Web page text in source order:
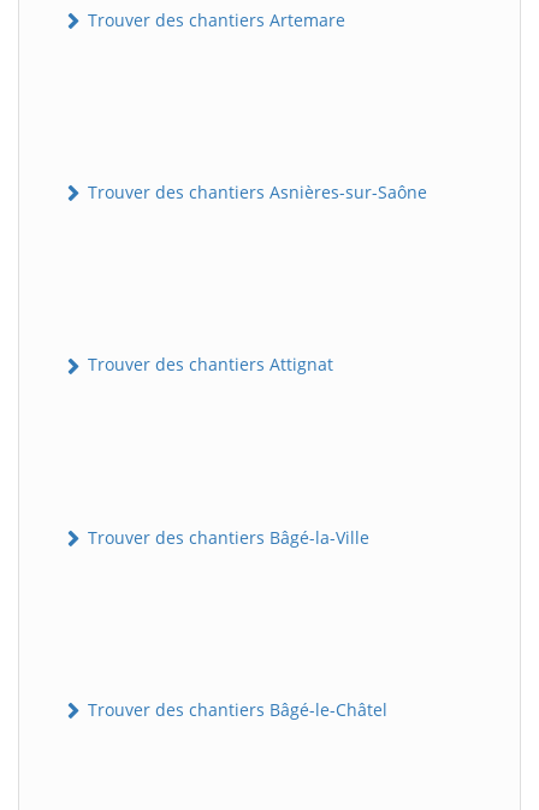
Trouver des chantiers Artemare
Trouver des chantiers Asnières-sur-Saône
Trouver des chantiers Attignat
Trouver des chantiers Bâgé-la-Ville
Trouver des chantiers Bâgé-le-Châtel